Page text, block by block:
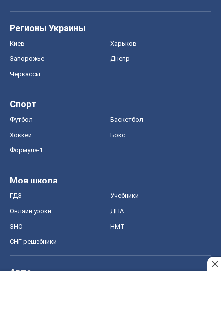
Регионы Украины
Киев Харьков
Запорожье Днепр
Черкассы
Спорт
Футбол Баскетбол
Хоккей Бокс
Формула-1
Моя школа
ГДЗ Учебники
Онлайн уроки ДПА
ЗНО НМТ
СНГ решебники
Авто